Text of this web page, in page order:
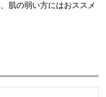
肌の弱い方にはおススメ